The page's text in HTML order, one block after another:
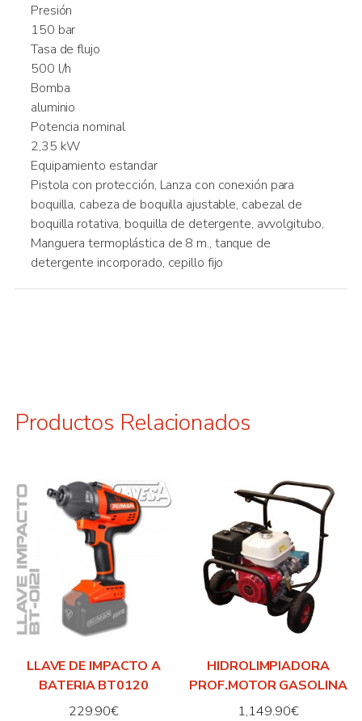
Presión
150 bar
Tasa de flujo
500 l/h
Bomba
aluminio
Potencia nominal
2,35 kW
Equipamiento estandar
Pistola con protección, Lanza con conexión para
boquilla, cabeza de boquilla ajustable, cabezal de
boquilla rotativa, boquilla de detergente, avvolgitubo,
Manguera termoplástica de 8 m., tanque de
detergente incorporado, cepillo fijo
Productos Relacionados
LLAVE DE IMPACTO A
BATERIA BT0120
229.90€
HIDROLIMPIADORA
PROF.MOTOR GASOLINA
1,149.90€